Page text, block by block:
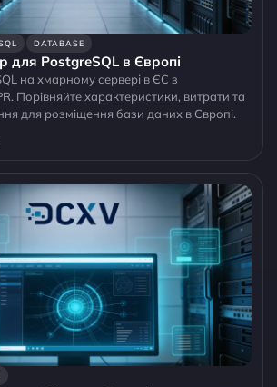
DATABASE
для PostgreSQL в Європі
на хмарному сервері в ЄС з
Порівняйте характеристики, витрати та
для розміщення бази даних в Європі.